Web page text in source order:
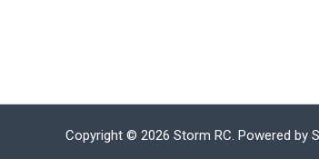
Copyright © 2026 Storm RC. Powered by